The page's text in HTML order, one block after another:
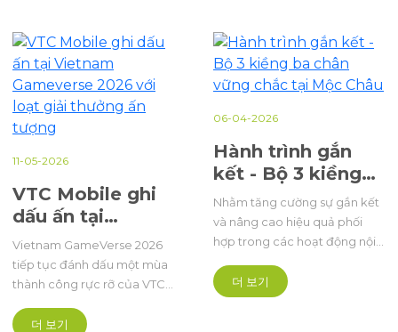
2026 - 2030, mở ra kỳ vọng về
một hướng đi bài bản, chuyên
nghiệp hơn cho lĩnh vực thể
thao điện tử trong nước.
11-05-2026
VTC Mobile ghi
dấu ấn tại
Vietnam
Gameverse 2026
với loạt giải
thưởng ấn tượng
Vietnam GameVerse 2026
tiếp tục đánh dấu một mùa
thành công rực rỡ của VTC
riêng khi liên tiếp ghi tên mình
더 보기
06-04-2026
Hành trình gắn
kết - Bộ 3 kiềng
ba chân vững
chắc tại Mộc Châu
Nhằm tăng cường sự gắn kết
và nâng cao hiệu quả phối
hợp trong các hoạt động nội
Văn hoá Doanh nghiệp
(VHDN) – Đoàn Thanh niên –
더 보기